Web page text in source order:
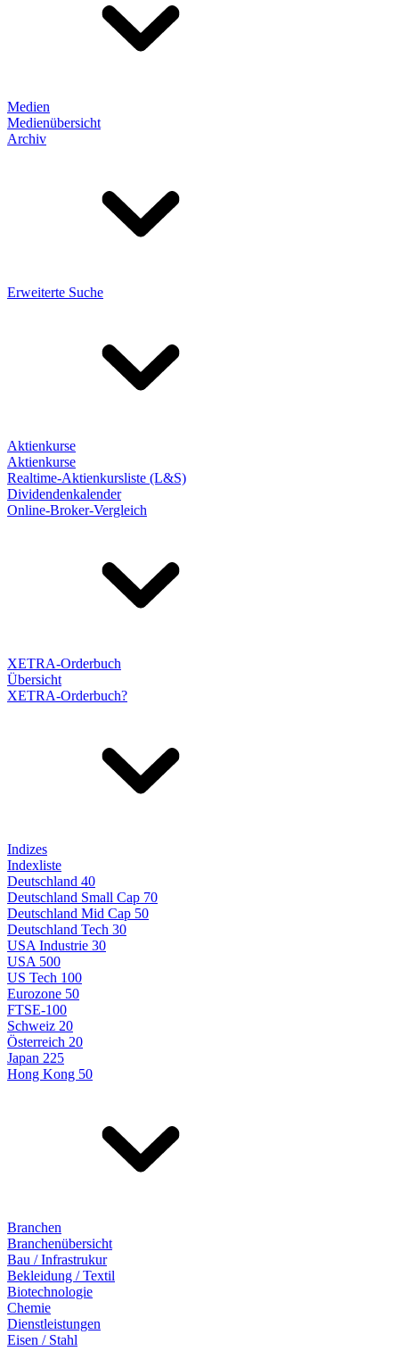
Medien
Medienübersicht
Archiv
Erweiterte Suche
Aktienkurse
Aktienkurse
Realtime-Aktienkursliste (L&S)
Dividendenkalender
Online-Broker-Vergleich
XETRA-Orderbuch
Übersicht
XETRA-Orderbuch?
Indizes
Indexliste
Deutschland 40
Deutschland Small Cap 70
Deutschland Mid Cap 50
Deutschland Tech 30
USA Industrie 30
USA 500
US Tech 100
Eurozone 50
FTSE-100
Schweiz 20
Österreich 20
Japan 225
Hong Kong 50
Branchen
Branchenübersicht
Bau / Infrastrukur
Bekleidung / Textil
Biotechnologie
Chemie
Dienstleistungen
Eisen / Stahl